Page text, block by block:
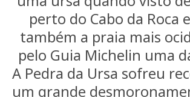
perto do Cabo da Roca
também a praia mais
pelo Guia Michelin uma
A Pedra da Ursa sofreu
um grande